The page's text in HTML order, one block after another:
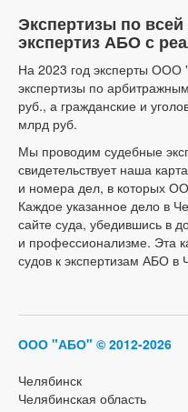
Экспертизы по
экспертиз АБО с
На 2023 год эксперты
экспертизы по
руб., а гражданские и
млрд руб.
Мы проводим судебные
свидетельствует наша
и номера дел, в которых
Каждое указанное дело в
сайте суда, убедившись в
и профессионализме. Эта
судов к экспертизам АБО в
ООО "АБО" © 2012-2026
Челябинск
Челябинская область